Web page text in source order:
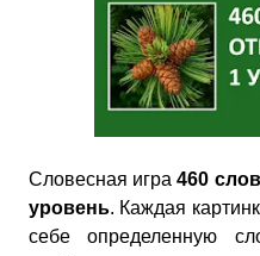
Словесная игра460
уровень. Каждая
себе определенную